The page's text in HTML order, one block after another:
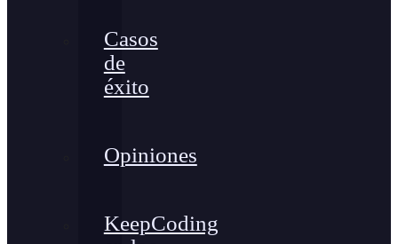
Casos
de
éxito
Opiniones
KeepCoding